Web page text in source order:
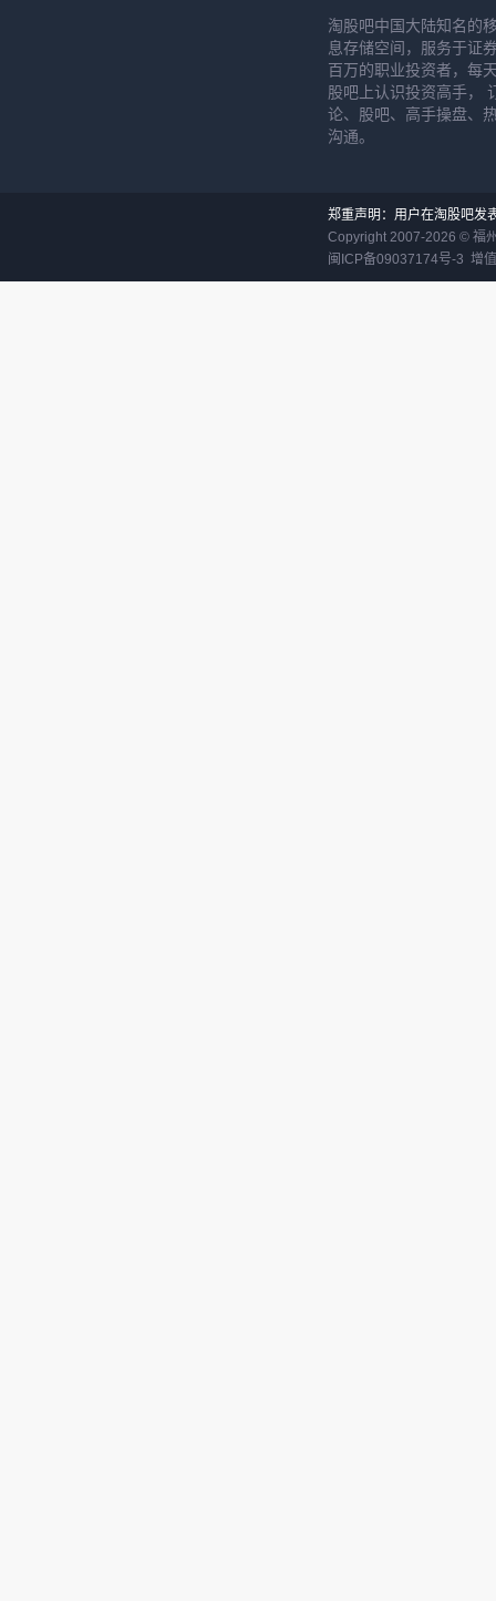
淘股吧中国大陆知名的
息存储空间，服务于证
百万的职业投资者，每
股吧上认识投资高手，
论、股吧、高手操盘、
沟通。
郑重声明：用户在淘股吧发
Copyright 2007-2026 © 福
闽ICP备09037174号-3 增